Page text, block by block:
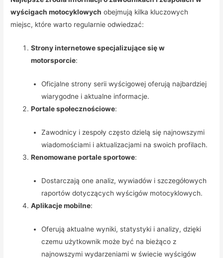
wyścigach motocyklowych obejmują kilka kluczowych
miejsc, które warto regularnie odwiedzać:
Strony internetowe specjalizujące się w
motorsporcie:
Oficjalne strony serii wyścigowej oferują najbardziej
wiarygodne i aktualne informacje.
Portale społecznościowe:
Zawodnicy i zespoły często dzielą się najnowszymi
wiadomościami i aktualizacjami na swoich profilach.
Renomowane portale sportowe:
Dostarczają one analiz, wywiadów i szczegółowych
raportów dotyczących wyścigów motocyklowych.
Aplikacje mobilne:
Oferują aktualne wyniki, statystyki i analizy, dzięki
czemu użytkownik może być na bieżąco z
najnowszymi wydarzeniami w świecie wyścigów